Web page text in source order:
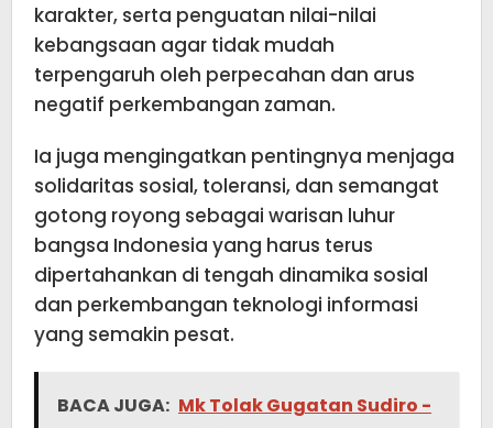
karakter, serta penguatan nilai-nilai
kebangsaan agar tidak mudah
terpengaruh oleh perpecahan dan arus
negatif perkembangan zaman.
Ia juga mengingatkan pentingnya menjaga
solidaritas sosial, toleransi, dan semangat
gotong royong sebagai warisan luhur
bangsa Indonesia yang harus terus
dipertahankan di tengah dinamika sosial
dan perkembangan teknologi informasi
yang semakin pesat.
BACA JUGA: Mk Tolak Gugatan Sudiro -